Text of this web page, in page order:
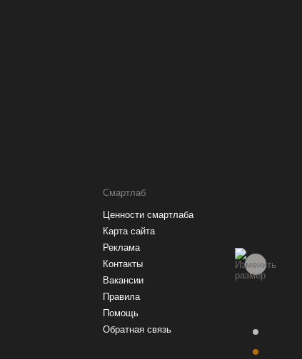
Смартлаб
Ценности смартлаба
Карта сайта
Реклама
Контакты
Вакансии
Правила
Помощь
Обратная связь